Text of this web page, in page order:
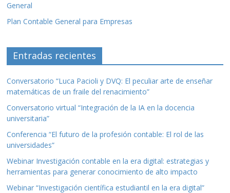
General
Plan Contable General para Empresas
Entradas recientes
Conversatorio “Luca Pacioli y DVQ: El peculiar arte de enseñar
matemáticas de un fraile del renacimiento”
Conversatorio virtual “Integración de la IA en la docencia
universitaria”
Conferencia “El futuro de la profesión contable: El rol de las
universidades”
Webinar Investigación contable en la era digital: estrategias y
herramientas para generar conocimiento de alto impacto
Webinar “Investigación científica estudiantil en la era digital”